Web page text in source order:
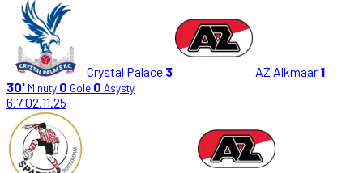
Crystal Palace 3 AZ Alkmaar 1
30' Minuty 0 Gole 0 Asysty
6.702.11.25